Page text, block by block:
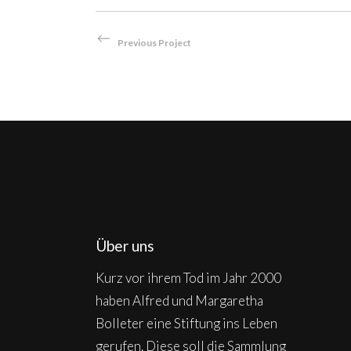
Previous Project
Über uns
Kurz vor ihrem Tod im Jahr 2000
haben Alfred und Margaretha
Bolleter eine Stiftung ins Leben
gerufen. Diese soll die Sammlung